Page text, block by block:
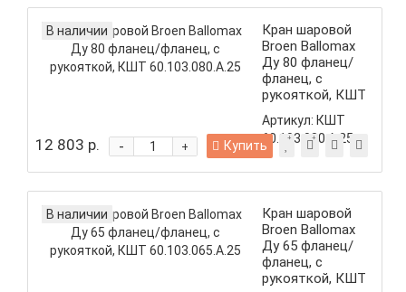
В наличии
Кран шаровой
Broen Ballomax
Ду 80 фланец/
фланец, с
рукояткой, КШТ
60.103.080.А.25
Артикул: КШТ
60.103.080.А.25
12 803 р. +
- Купить
В наличии
Кран шаровой
Broen Ballomax
Ду 65 фланец/
фланец, с
рукояткой, КШТ